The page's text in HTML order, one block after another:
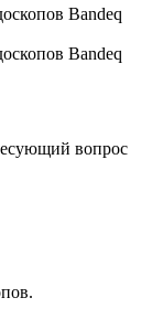
вопрос